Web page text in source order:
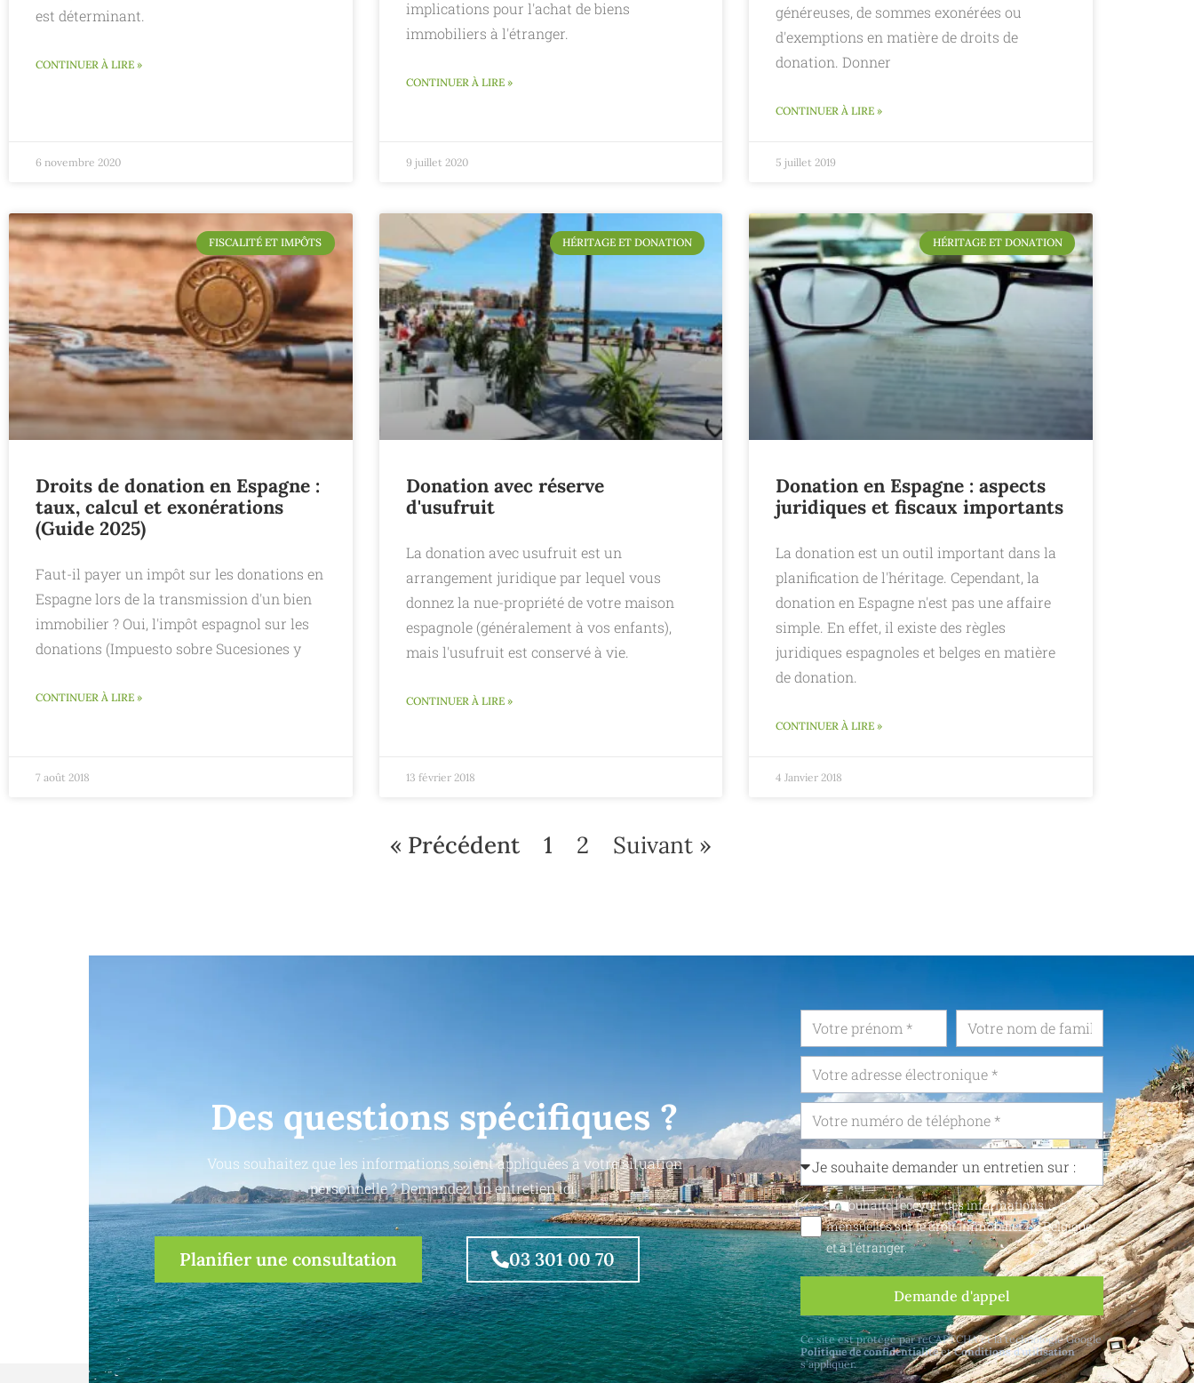
est déterminant.
CONTINUER À LIRE »
6 novembre 2020
implications pour l'achat de biens
immobiliers à l'étranger.
CONTINUER À LIRE »
9 juillet 2020
généreuses, de sommes exonérées ou
d'exemptions en matière de droits de
donation. Donner
CONTINUER À LIRE »
5 juillet 2019
FISCALITÉ ET IMPÔTS
Droits de donation en Espagne :
taux, calcul et exonérations
(Guide 2025)
Faut-il payer un impôt sur les donations en
Espagne lors de la transmission d'un bien
immobilier ? Oui, l'impôt espagnol sur les
donations (Impuesto sobre Sucesiones y
CONTINUER À LIRE »
7 août 2018
HÉRITAGE ET DONATION
Donation avec réserve
d'usufruit
La donation avec usufruit est un
arrangement juridique par lequel vous
donnez la nue-propriété de votre maison
espagnole (généralement à vos enfants),
mais l'usufruit est conservé à vie.
CONTINUER À LIRE »
13 février 2018
HÉRITAGE ET DONATION
Donation en Espagne : aspects
juridiques et fiscaux importants
La donation est un outil important dans la
planification de l'héritage. Cependant, la
donation en Espagne n'est pas une affaire
simple. En effet, il existe des règles
juridiques espagnoles et belges en matière
de donation.
CONTINUER À LIRE »
4 Janvier 2018
« Précédent 1 2 Suivant »
Des questions spécifiques ?
Vous souhaitez que les informations soient appliquées à votre situation
personnelle ? Demandez un entretien ici.
Planifier une consultation 03 301 00 70
Je souhaite recevoir des informations
mensuelles sur le droit immobilier en Belgique
et à l'étranger.
Demande d'appel
Ce site est protégé par reCAPTCHA et la technologie Google
Politique de confidentialitéetConditions d'utilisation
s'appliquer.